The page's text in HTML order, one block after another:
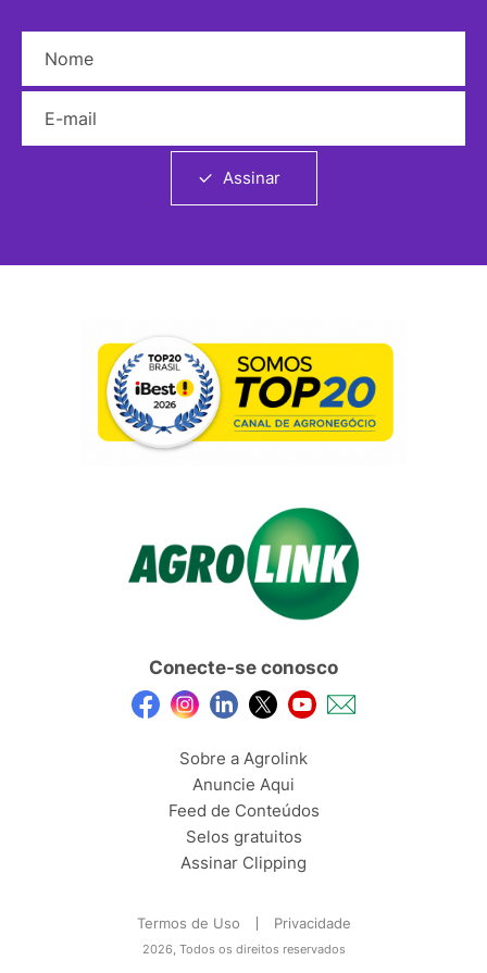
Assinar
Conecte-se conosco
Sobre a Agrolink
Anuncie Aqui
Feed de Conteúdos
Selos gratuitos
Assinar Clipping
Termos de Uso Privacidade
2026, Todos os direitos reservados